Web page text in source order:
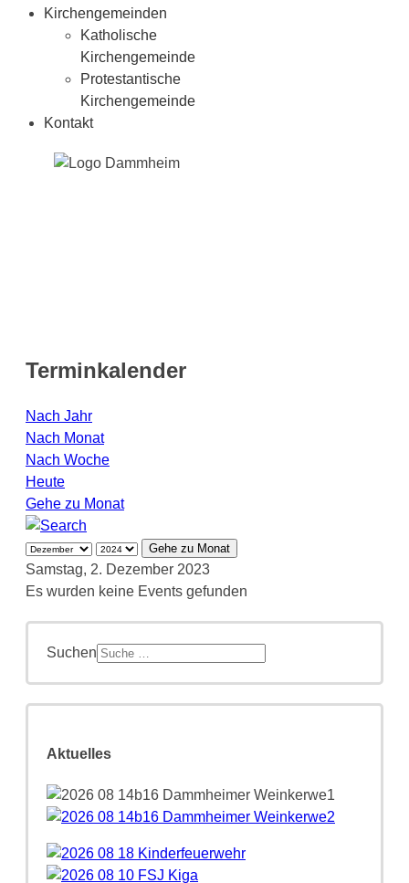
Kirchengemeinden
Katholische
Kirchengemeinde
Protestantische
Kirchengemeinde
Kontakt
Terminkalender
Nach Jahr
Nach Monat
Nach Woche
Heute
Gehe zu Monat
Gehe zu Monat
Samstag, 2. Dezember 2023
Es wurden keine Events gefunden
Suchen
Aktuelles